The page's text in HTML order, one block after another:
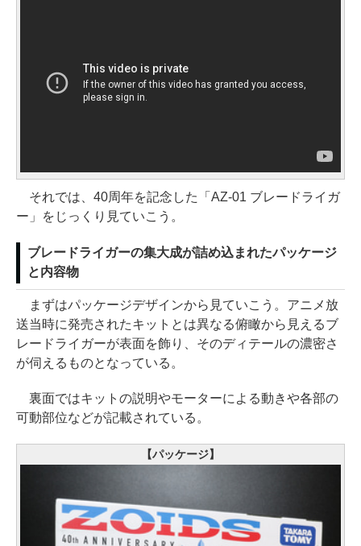
それでは、40周年を記念した「AZ-01 ブレードライガ
ー」をじっくり見ていこう。
ブレードライガーの集大成が詰め込まれたパッケージ
と内容物
まずはパッケージデザインから見ていこう。アニメ放
送当時に発売されたキットとは異なる俯瞰から見えるブ
レードライガーが表面を飾り、そのディテールの濃密さ
が伺えるものとなっている。
裏面ではキットの説明やモーターによる動きや各部の
可動部位などが記載されている。
【パッケージ】